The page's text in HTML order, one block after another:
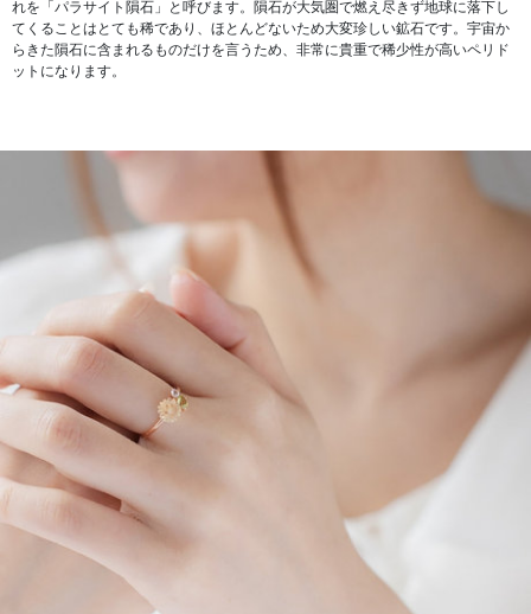
れを「パラサイト隕石」と呼びます。隕石が大気圏で燃え尽きず地球に落下し
てくることはとても稀であり、ほとんどないため大変珍しい鉱石です。宇宙か
らきた隕石に含まれるものだけを言うため、非常に貴重で稀少性が高いペリド
ットになります。